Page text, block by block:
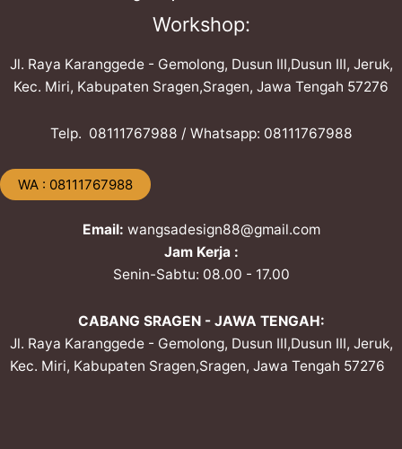
Workshop:
Jl. Raya Karanggede - Gemolong, Dusun III,Dusun III, Jeruk,
Kec. Miri, Kabupaten Sragen,Sragen, Jawa Tengah 57276
Telp. ​08111767988 / Whatsapp: ​08111767988
​WA : 08111767988
Email: wangsadesign88@gmail.com
Jam Kerja :
Senin-Sabtu: 08.00 - 17.00
CABANG SRAGEN - JAWA TENGAH:
Jl. Raya Karanggede - Gemolong, Dusun III,Dusun III, Jeruk,
Kec. Miri, Kabupaten Sragen,Sragen, Jawa Tengah 57276